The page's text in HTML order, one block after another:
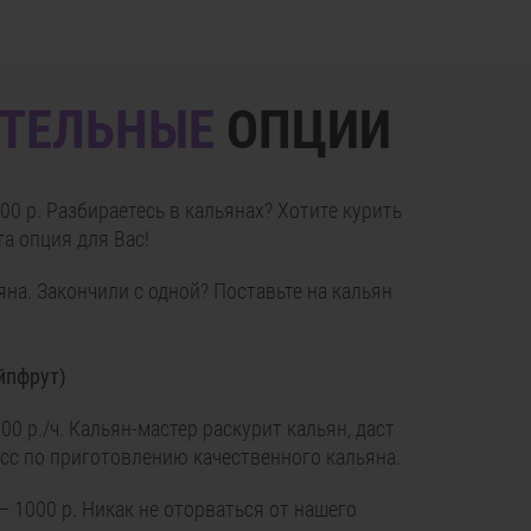
ОПЦИИ
р. Разбираетесь в кальянах? Хотите курить
опция для Вас!
Закончили с одной? Поставьте на кальян
р./ч. Кальян-мастер раскурит кальян, даст
по приготовлению качественного кальяна.
р. Никак не оторваться от нашего